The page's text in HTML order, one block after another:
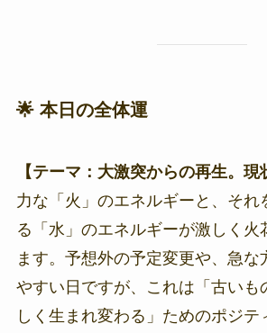
🌟 本日の全体運
【テーマ：大激突からの再生。現
力な「火」のエネルギーと、それ
る「水」のエネルギーが激しく火
ます。予想外の予定変更や、急な
やすい日ですが、これは「古いも
しく生まれ変わる」ためのポジテ